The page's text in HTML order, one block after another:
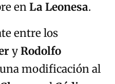
enLa Leonesa.
entre los
yRodolfo
modificación al